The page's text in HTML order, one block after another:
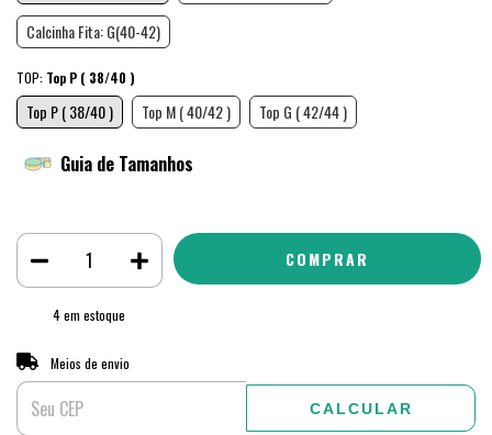
Calcinha Fita: G(40-42)
TOP: Top P ( 38/40 )
Top P ( 38/40 ) Top M ( 40/42 ) Top G ( 42/44 )
Guia de Tamanhos
4em estoque
Entregas para o CEP:
Meios de envio
CALCULAR